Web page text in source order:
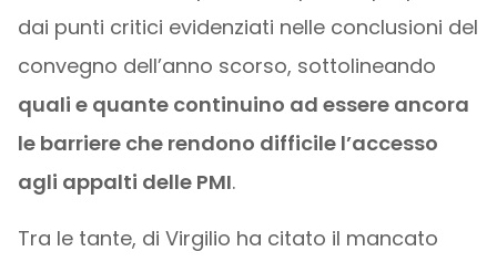
dai punti critici evidenziati nelle conclusioni del
convegno dell’anno scorso, sottolineando
quali e quante continuino ad essere ancora
le barriere che rendono difficile l’accesso
agli appalti delle PMI.
Tra le tante, di Virgilio ha citato il mancato